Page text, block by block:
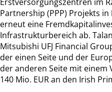
Partnership (PPP) Projekts
erneut eine
Infrastrukturbereich ab.
Mitsubishi UFJ Financial
der einen Seite und der
der anderen Seite mit einem
140 Mio. EUR an den Irish